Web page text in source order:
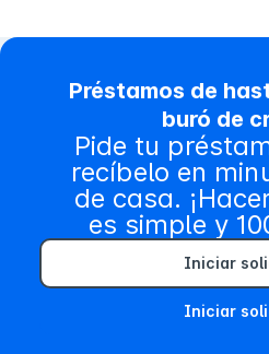
Préstamos de
buró de
Pide tu
recíbelo en
de casa.
es simple y
Iniciar
Iniciar
Contenido